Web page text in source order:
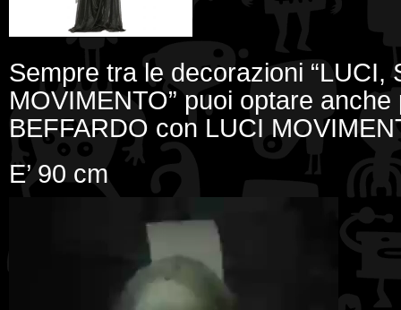
Sempre tra le decorazioni “LUCI,
MOVIMENTO” puoi optare
BEFFARDO con LUCI
E’ 90 cm